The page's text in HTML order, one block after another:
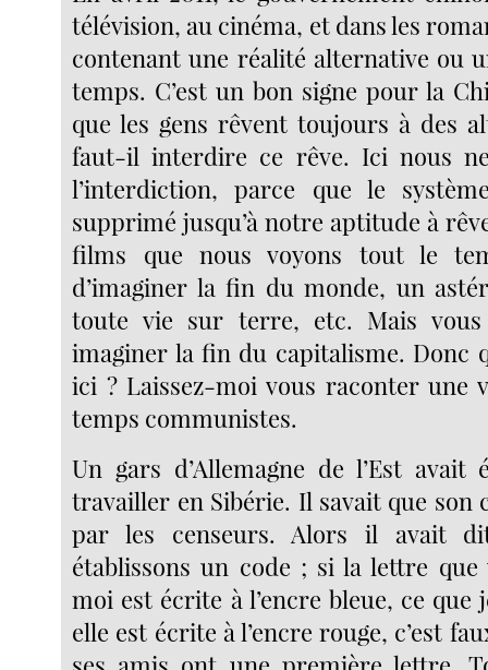
télévision, au cinéma, et dans les
contenant une réalité alternative ou
temps. C’est un bon signe pour la
que les gens rêvent toujours à des
faut-il interdire ce rêve. Ici nous
l’interdiction, parce que le
supprimé jusqu’à notre aptitude à
films que nous voyons tout le
d’imaginer la fin du monde, un
toute vie sur terre, etc. Mais vous
imaginer la fin du capitalisme. Donc
ici ? Laissez-moi vous raconter une
temps communistes.
Un gars d’Allemagne de l’Est avait
travailler en Sibérie. Il savait que
par les censeurs. Alors il avait
établissons un code ; si la lettre que
moi est écrite à l’encre bleue, ce que
elle est écrite à l’encre rouge, c’est